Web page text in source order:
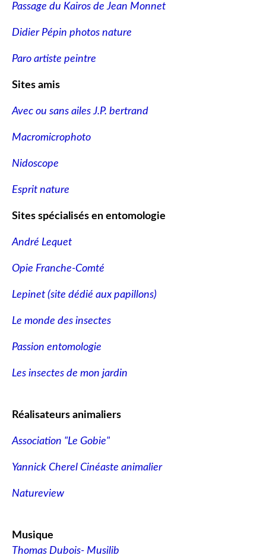
Passage du Kairos de Jean Monnet
Didier Pépin photos nature
Paro artiste peintre
Sites amis
Avec ou sans ailes J.P. bertrand
Macromicrophoto
Nidoscope
Esprit nature
Sites spécialisés en entomologie
André Lequet
Opie Franche-Comté
Lepinet (site dédié aux papillons)
Le monde des insectes
Passion entomologie
Les insectes de mon jardin
Réalisateurs animaliers
Association "Le Gobie"
Yannick Cherel Cinéaste animalier
Natureview
Musique
Thomas Dubois- Musilib